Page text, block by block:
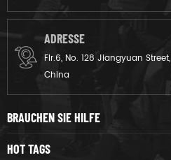
ADRESSE
Flr.6, No. 128 Jiangyuan
China
BRAUCHEN SIE HILFE
HOT TAGS